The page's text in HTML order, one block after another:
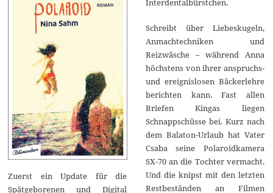
Zuerst ein Update für die
Spätgeborenen und Digital
Schreibt über Liebeskugeln,
Anmachtechniken und
Reizwäsche – während Anna
höchstens von ihrer anspruchs-
und ereignislosen Bäckerlehre
berichten kann. Fast allen
Briefen Kingas liegen
Schnappschüsse bei. Kurz nach
dem Balaton-Urlaub hat Vater
Csaba seine Polaroidkamera
SX-70 an die Tochter vermacht.
Und die knipst mit den letzten
Restbeständen an Filmen